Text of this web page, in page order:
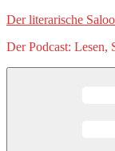
Zum
springen
Der literarische
Der Podcast: Lesen,